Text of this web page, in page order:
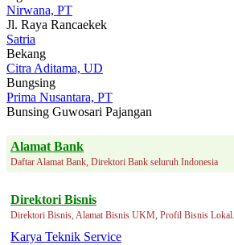
Nirwana, PT
Jl. Raya Rancaekek
Satria
Bekang
Citra Aditama, UD
Bungsing
Prima Nusantara, PT
Bunsing Guwosari Pajangan
Alamat Bank
Daftar Alamat Bank, Direktori Bank seluruh Indonesia
Direktori Bisnis
Direktori Bisnis, Alamat Bisnis UKM, Profil Bisnis Lokal.
Karya Teknik Service